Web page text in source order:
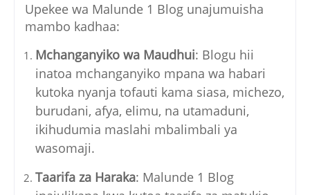
Upekee wa Malunde 1 Blog unajumuisha
mambo kadhaa:
Mchanganyiko wa Maudhui: Blogu hii
inatoa mchanganyiko mpana wa habari
kutoka nyanja tofauti kama siasa, michezo,
burudani, afya, elimu, na utamaduni,
ikihudumia maslahi mbalimbali ya
wasomaji.
Taarifa za Haraka: Malunde 1 Blog